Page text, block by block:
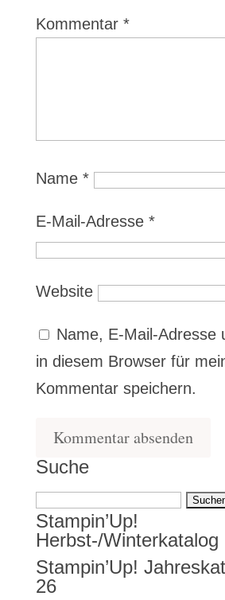
Kommentar *
Name *
E-Mail-Adresse *
Website
Name, E-Mail-Adresse
in diesem Browser für
Kommentar speichern.
Suche
Suchen
nach:
Stampin’Up!
Herbst-/Winterkatalog
Stampin’Up!
26